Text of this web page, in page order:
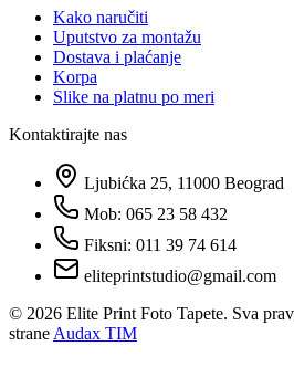
Kako naručiti
Uputstvo za montažu
Dostava i plaćanje
Korpa
Slike na platnu po meri
Kontaktirajte nas
Ljubićka 25, 11000 Beograd
Mob: 065 23 58 432
Fiksni: 011 39 74 614
eliteprintstudio@gmail.com
© 2026 Elite Print Foto Tapete. Sva
strane Audax TIM